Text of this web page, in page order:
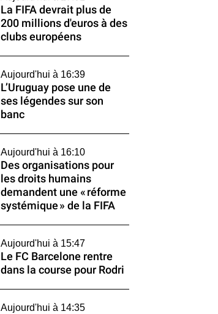
La FIFA devrait plus de
200 millions d'euros à des
clubs européens
Aujourd'hui à 16:39
L’Uruguay pose une de
ses légendes sur son
banc
Aujourd'hui à 16:10
Des organisations pour
les droits humains
demandent une « réforme
systémique » de la FIFA
Aujourd'hui à 15:47
Le FC Barcelone rentre
dans la course pour Rodri
Aujourd'hui à 14:35